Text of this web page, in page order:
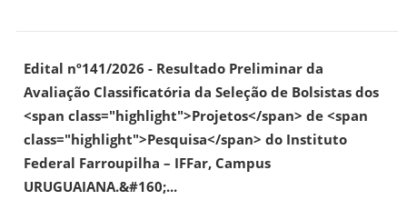
Edital nº141/2026 - Resultado Preliminar da
Avaliação Classificatória da Seleção de Bolsistas dos
<span class="highlight">Projetos</span> de <span
class="highlight">Pesquisa</span> do Instituto
Federal Farroupilha – IFFar, Campus
URUGUAIANA.&#160;...